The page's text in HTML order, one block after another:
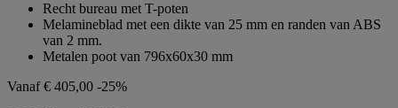
sterren.
Recht bureau met T-poten
Melamineblad met een dikte van 25 mm en randen van ABS
van 2 mm.
Metalen poot van 796x60x30 mm
Vanaf€ 405,00 -25%